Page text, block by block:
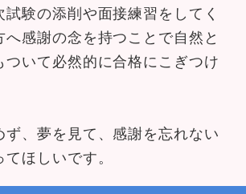
験の添削や面接練習をしてく
感謝の念を持つことで自然と
ついて必然的に合格にこぎつけ
ず、夢を見て、感謝を忘れない
ほしいです。